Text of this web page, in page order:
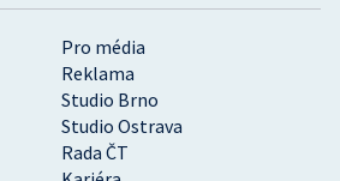
Pro média
Reklama
Studio Brno
Studio Ostrava
Rada ČT